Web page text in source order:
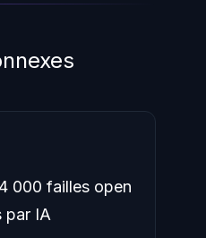
000 failles open
par IA